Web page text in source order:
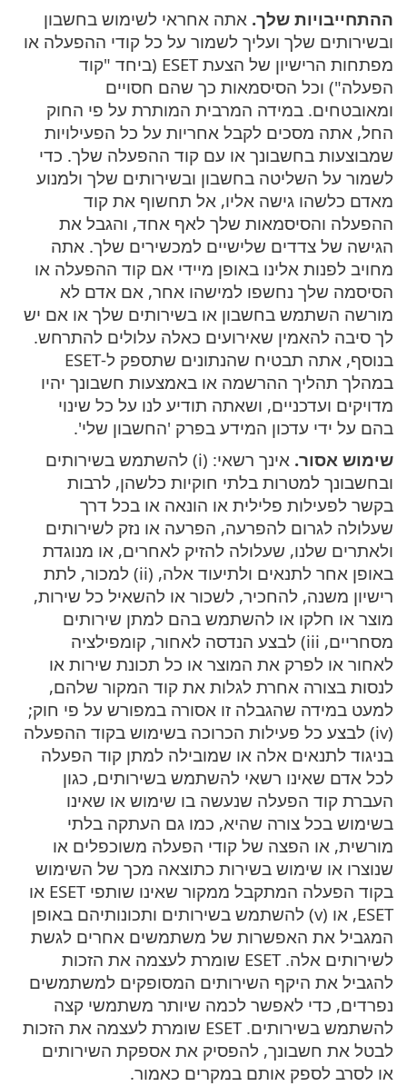
ההתחייבויות שלך. אתה אחראי לשימוש בחשבון
ובשירותים שלך ועליך לשמור על כל קודי ההפעלה או
מפתחות הרישיון של הצעת ESET (ביחד "קוד
הפעלה") וכל הסיסמאות כך שהם חסויים
ומאובטחים. במידה המרבית המותרת על פי החוק
החל, אתה מסכים לקבל אחריות על כל הפעילויות
שמבוצעות בחשבונך או עם קוד ההפעלה שלך. כדי
לשמור על השליטה בחשבון ובשירותים שלך ולמנוע
מאדם כלשהו גישה אליו, אל תחשוף את קוד
ההפעלה והסיסמאות שלך לאף אחד, והגבל את
הגישה של צדדים שלישיים למכשירים שלך. אתה
מחויב לפנות אלינו באופן מיידי אם קוד ההפעלה או
הסיסמה שלך נחשפו למישהו אחר, אם אדם לא
מורשה השתמש בחשבון או בשירותים שלך או אם יש
לך סיבה להאמין שאירועים כאלה עלולים להתרחש.
בנוסף, אתה תבטיח שהנתונים שתספק ל-ESET
במהלך תהליך ההרשמה או באמצעות חשבונך יהיו
מדויקים ועדכניים, ושאתה תודיע לנו על כל שינוי
בהם על ידי עדכון המידע בפרק 'החשבון שלי'.
שימוש אסור.
אינך רשאי: (i) להשתמש בשירותים
ובחשבונך למטרות בלתי חוקיות כלשהן, לרבות
בקשר לפעילות פלילית או הונאה או בכל דרך
שעלולה לגרום להפרעה, הפרעה או נזק לשירותים
ולאתרים שלנו, שעלולה להזיק לאחרים, או מנוגדת
באופן אחר לתנאים ולתיעוד אלה, (ii) למכור, לתת
רישיון משנה, להחכיר, לשכור או להשאיל כל שירות,
מוצר או חלקו או להשתמש בהם למתן שירותים
מסחריים, iii) לבצע הנדסה לאחור, קומפילציה
לאחור או לפרק את המוצר או כל תכונת שירות או
לנסות בצורה אחרת לגלות את קוד המקור שלהם,
למעט במידה שהגבלה זו אסורה במפורש על פי חוק;
(iv) לבצע כל פעילות הכרוכה בשימוש בקוד ההפעלה
בניגוד לתנאים אלה או שמובילה למתן קוד הפעלה
לכל אדם שאינו רשאי להשתמש בשירותים, כגון
העברת קוד הפעלה שנעשה בו שימוש או שאינו
בשימוש בכל צורה שהיא, כמו גם העתקה בלתי
מורשית, או הפצה של קודי הפעלה משוכפלים או
שנוצרו או שימוש בשירות כתוצאה מכך של השימוש
בקוד הפעלה המתקבל ממקור שאינו שותפי ESET או
ESET, או (v) להשתמש בשירותים ותכונותיהם באופן
המגביל את האפשרות של משתמשים אחרים לגשת
לשירותים אלה. ESET שומרת לעצמה את הזכות
להגביל את היקף השירותים המסופקים למשתמשים
נפרדים, כדי לאפשר לכמה שיותר משתמשי קצה
להשתמש בשירותים. ESET שומרת לעצמה את הזכות
לבטל את חשבונך, להפסיק את אספקת השירותים
או לסרב לספק אותם במקרים כאמור.